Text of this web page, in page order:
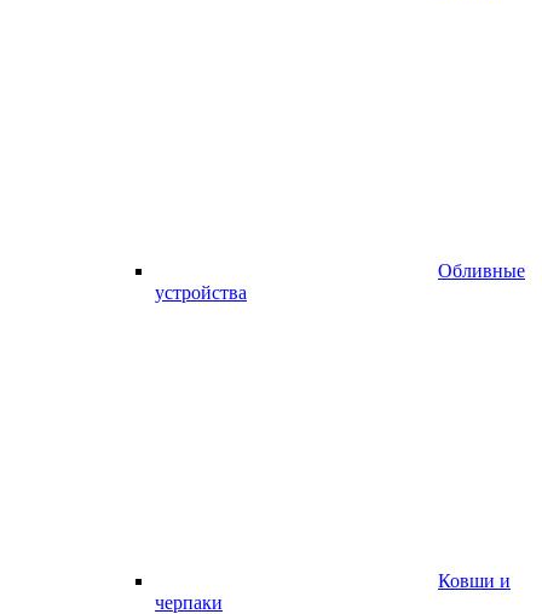
Обливные
устройства
Ковши и
черпаки